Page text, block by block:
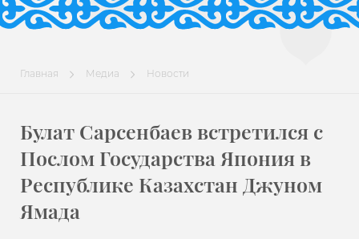
Главная Медиа Новости
Булат Сарсенбаев встретился с
Послом Государства Япония в
Республике Казахстан Джуном
Ямада